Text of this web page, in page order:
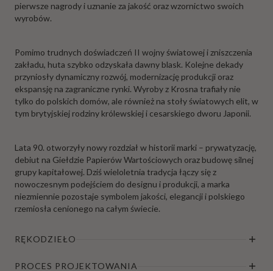
pierwsze nagrody i uznanie za jakość oraz wzornictwo swoich
wyrobów.
Pomimo trudnych doświadczeń II wojny światowej i zniszczenia
zakładu, huta szybko odzyskała dawny blask. Kolejne dekady
przyniosły dynamiczny rozwój, modernizację produkcji oraz
ekspansję na zagraniczne rynki. Wyroby z Krosna trafiały nie
tylko do polskich domów, ale również na stoły światowych elit, w
tym brytyjskiej rodziny królewskiej i cesarskiego dworu Japonii.
Lata 90. otworzyły nowy rozdział w historii marki – prywatyzację,
debiut na Giełdzie Papierów Wartościowych oraz budowę silnej
grupy kapitałowej. Dziś wieloletnia tradycja łączy się z
nowoczesnym podejściem do designu i produkcji, a marka
niezmiennie pozostaje symbolem jakości, elegancji i polskiego
rzemiosła cenionego na całym świecie.
RĘKODZIEŁO
PROCES PROJEKTOWANIA